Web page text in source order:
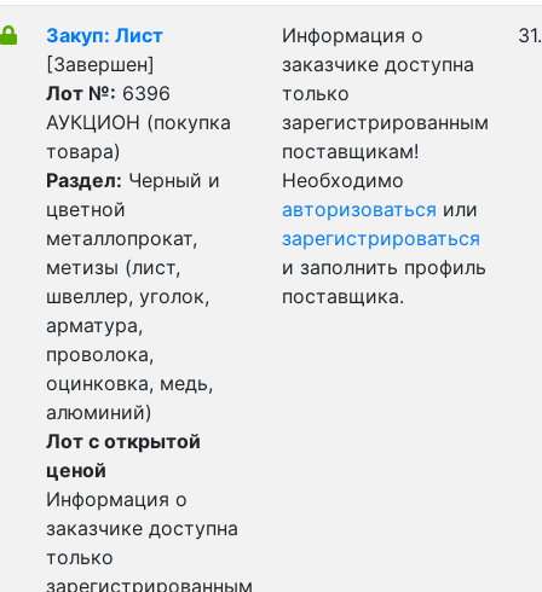
Закуп: Лист
[Завершен]
Лот №: 6396
АУКЦИОН (покупка
товара)
Раздел: Черный и
цветной
металлопрокат,
метизы (лист,
швеллер, уголок,
арматура,
проволока,
оцинковка, медь,
алюминий)
Лот с открытой
ценой
Информация о
заказчике доступна
только
зарегистрированным
Информация о
заказчике доступна
только
зарегистрированным
поставщикам!
Необходимо
авторизоваться или
зарегистрироваться
и заполнить профиль
поставщика.